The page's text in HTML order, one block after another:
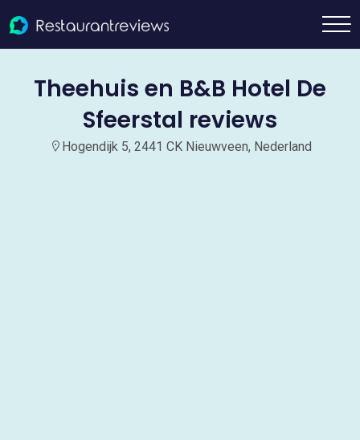
Theehuis en B&B Hotel De
Sfeerstal reviews
Hogendijk 5, 2441 CK Nieuwveen, Nederland